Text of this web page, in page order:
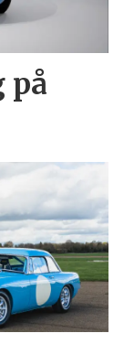
på